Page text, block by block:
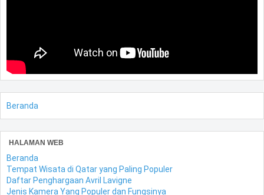
Beranda
HALAMAN WEB
Beranda
Tempat Wisata di Qatar yang Paling Populer
Daftar Penghargaan Avril Lavigne
Jenis Kamera Yang Populer dan Fungsinya